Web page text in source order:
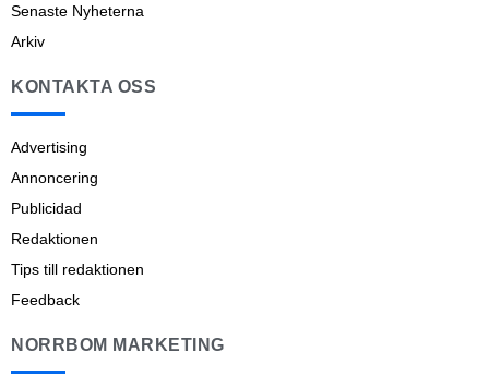
Senaste Nyheterna
Arkiv
KONTAKTA OSS
Advertising
Annoncering
Publicidad
Redaktionen
Tips till redaktionen
Feedback
NORRBOM MARKETING